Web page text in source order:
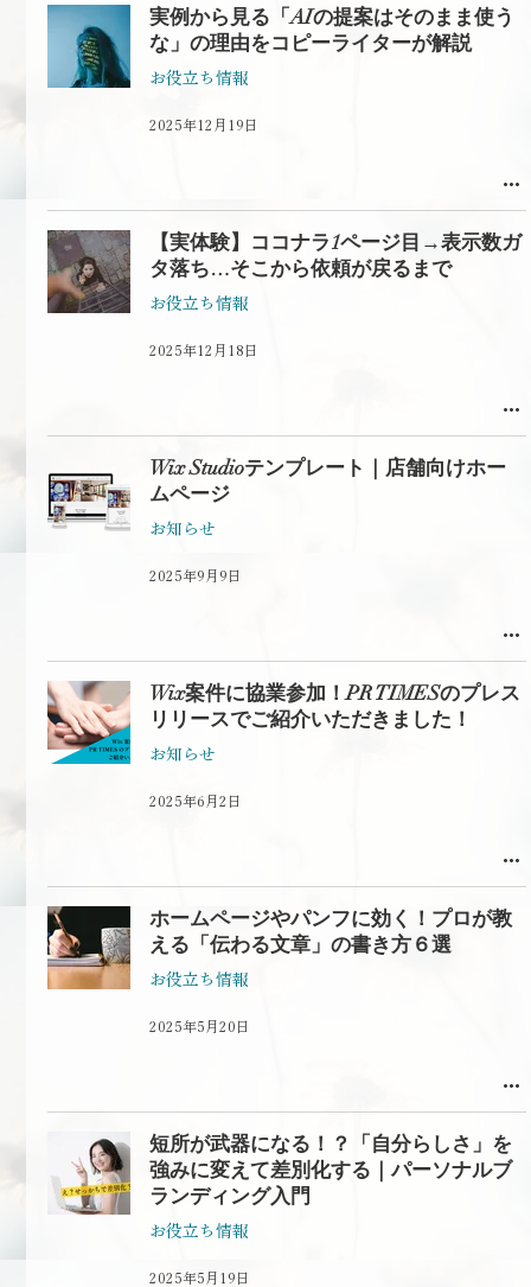
実例から見る「AIの提案はそのまま使う
な」の理由をコピーライターが解説
お役立ち情報
2025年12月19日
【実体験】ココナラ1ページ目→表示数ガ
タ落ち…そこから依頼が戻るまで
お役立ち情報
2025年12月18日
Wix Studioテンプレート｜店舗向けホー
ムページ
お知らせ
2025年9月9日
Wix案件に協業参加！PR TIMESのプレス
リリースでご紹介いただきました！
お知らせ
2025年6月2日
ホームページやパンフに効く！プロが教
える「伝わる文章」の書き方６選
お役立ち情報
2025年5月20日
短所が武器になる！？「自分らしさ」を
強みに変えて差別化する｜パーソナルブ
ランディング入門
お役立ち情報
2025年5月19日